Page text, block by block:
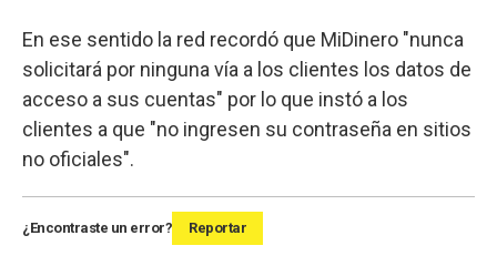
En ese sentido la red recordó que MiDinero "nunca
solicitará por ninguna vía a los clientes los datos de
acceso a sus cuentas" por lo que instó a los
clientes a que "no ingresen su contraseña en sitios
no oficiales".
¿Encontraste un error? Reportar